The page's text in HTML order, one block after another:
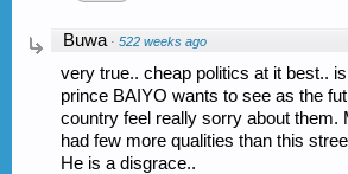
Buwa · 522 weeks ago
very true.. cheap politics at it best..
prince BAIYO wants to see as the
country feel really sorry about them.
had few more qualities than this
He is a disgrace..